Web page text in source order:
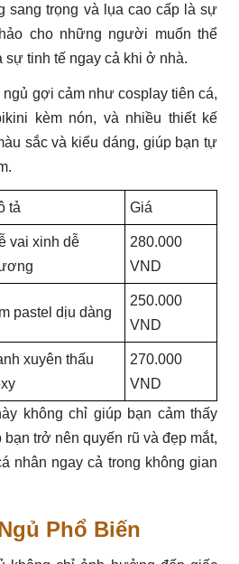
sang trọng và lụa cao cấp là sự
cho những người muốn thể
sự tinh tế ngay cả khi ở nhà.
ngủ gợi cảm như cosplay tiên cá,
kèm nón, và nhiều thiết kế
sắc và kiểu dáng, giúp bạn tự
tả Giá
vai xinh dễ
280.000
VND
pastel dịu dàng
250.000
VND
xuyên thấu
270.000
VND
không chỉ giúp bạn cảm thấy
trở nên quyến rũ và đẹp mắt,
nhân ngay cả trong không gian
Phổ Biến